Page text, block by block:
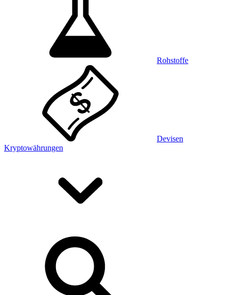
Rohstoffe
Devisen
Kryptowährungen